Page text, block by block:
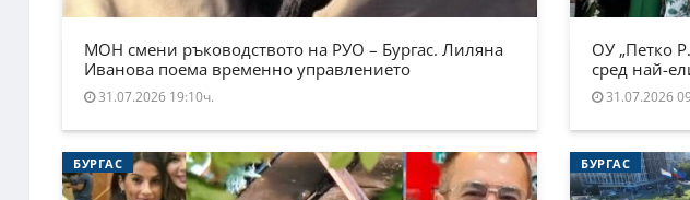
МОН смени ръководството на РУО – Бургас. Лиляна
Иванова поема временно управлението
31.07.2026 19:10ч.
ОУ „Петко
сред най-
31.07.2026
БУРГАС БУРГАС